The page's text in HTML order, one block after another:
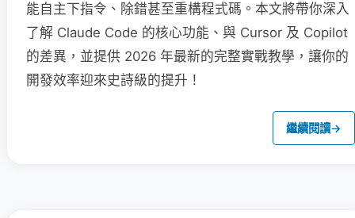
能自主下指令、除錯甚至重構程式碼。本文將帶你深入
了解 Claude Code 的核心功能、與 Cursor 及 Copilot
的差異，並提供 2026 年最新的完整實戰教學，讓你的
開發效率迎來史詩級的提升！
繼續閱讀→